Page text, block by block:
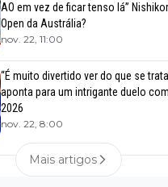
AO em vez de ficar tenso lá”
Open da Austrália?
nov. 22, 11:00
“É muito divertido ver do que se
aponta para um intrigante duelo
2026
nov. 22, 8:00
Mais artigos